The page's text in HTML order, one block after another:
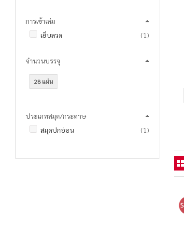
การเข้าเล่ม
เย็บลวด
1 ชิ้น
จำนวนบรรจุ
28 แผ่น
ประเภทสมุด/กระดาษ
สมุดปกอ่อน
1 ชิ้น